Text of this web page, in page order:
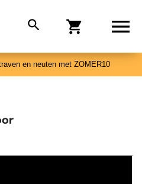
en neuten met ZOMER10
search shopping_cart 